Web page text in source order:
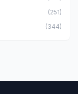
(251)
(344)